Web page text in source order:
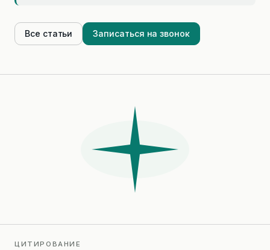
Все статьи Записаться на звонок
ЦИТИРОВАНИЕ